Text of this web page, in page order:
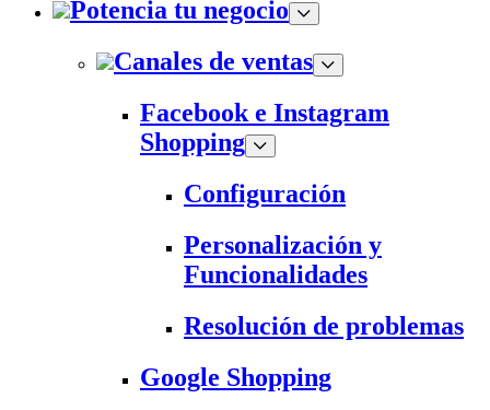
Potencia tu negocio
Canales de ventas
Facebook e Instagram
Shopping
Configuración
Personalización y
Funcionalidades
Resolución de problemas
Google Shopping